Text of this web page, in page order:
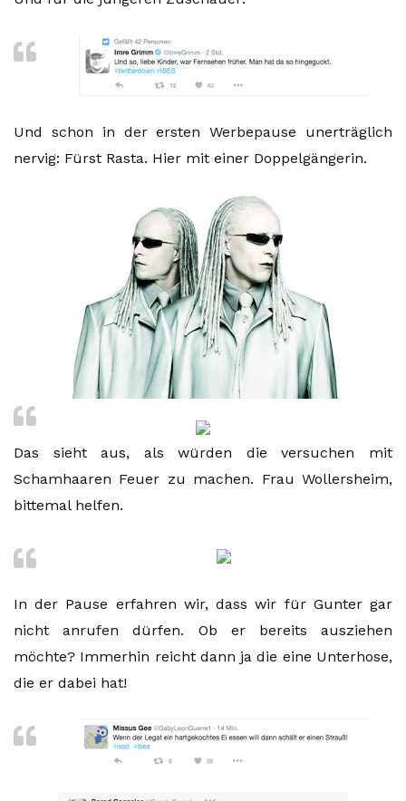
Und schon in der ersten Werbepause unerträglich
nervig: Fürst Rasta. Hier mit einer Doppelgängerin.
Das sieht aus, als würden die versuchen mit
Schamhaaren Feuer zu machen. Frau Wollersheim,
bittemal helfen.
In der Pause erfahren wir, dass wir für Gunter gar
nicht anrufen dürfen. Ob er bereits ausziehen
möchte? Immerhin reicht dann ja die eine Unterhose,
die er dabei hat!